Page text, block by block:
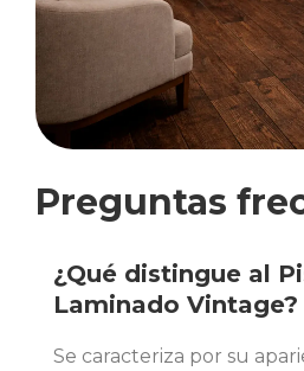
Preguntas
¿Qué distingue al
Laminado Vintage?
Se caracteriza por su